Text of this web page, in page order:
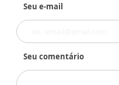
Seu e-mail
Seu comentário